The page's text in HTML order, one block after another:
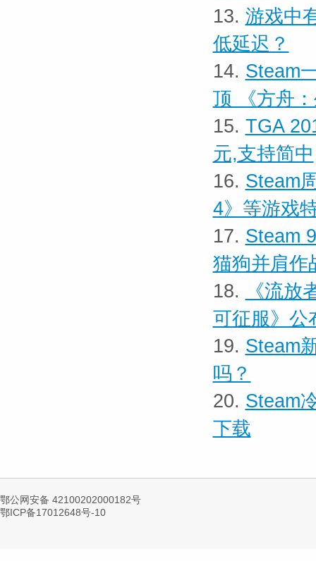
13. 游戏中
低延迟？
14. Steam
顶 《方舟
15. TGA
元,支持简中
16. Steam
4》等游戏
17. Steam
猫狗并肩作
18.
《流
可征服》公
19. Steam
吗？
20. Steam
下载
鄂公网安备 42100202000182号
鄂ICP备17012648号-10